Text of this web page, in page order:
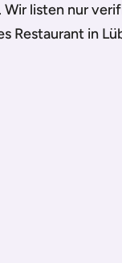
. Wir listen nur
Restaurant in